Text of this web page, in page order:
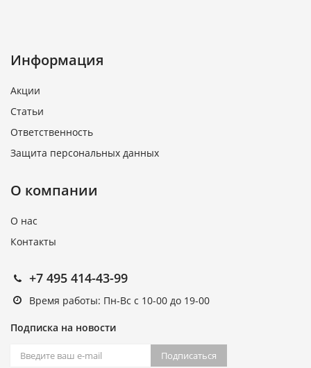
Информация
Акции
Статьи
Ответственность
Защита персональных данных
О компании
О нас
Контакты
+7 495 414-43-99
Время работы: Пн-Вс с 10-00 до 19-00
Подписка на новости
Подписаться